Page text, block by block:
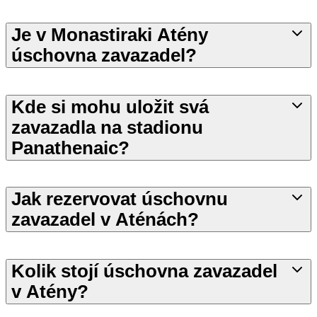
Je v Monastiraki Atény
úschovna zavazadel?
Kde si mohu uložit svá
zavazadla na stadionu
Panathenaic?
Jak rezervovat úschovnu
zavazadel v Aténách?
Kolik stojí úschovna zavazadel
v Atény?